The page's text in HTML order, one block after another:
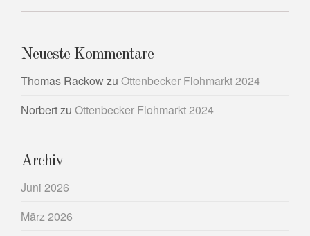
Neueste Kommentare
Thomas Rackowzu Ottenbecker Flohmarkt 2024
Norbertzu Ottenbecker Flohmarkt 2024
Archiv
Juni 2026
März 2026